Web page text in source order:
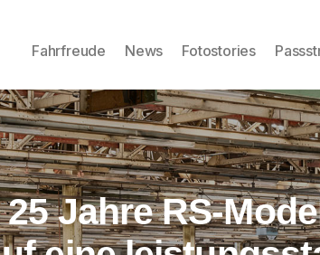
Fahrfreude News Fotostories
Jahre RS-